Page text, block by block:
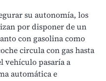
su autonomía, los
por disponer de un
con gasolina como
circula con gas hasta
vehículo pasaría a
automática e